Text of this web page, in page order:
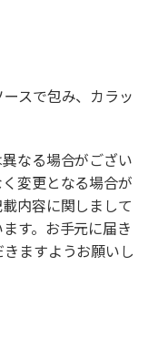
スで包み、カラッ
なる場合がござい
変更となる場合が
内容に関しまして
す。お手元に届き
ますようお願いし